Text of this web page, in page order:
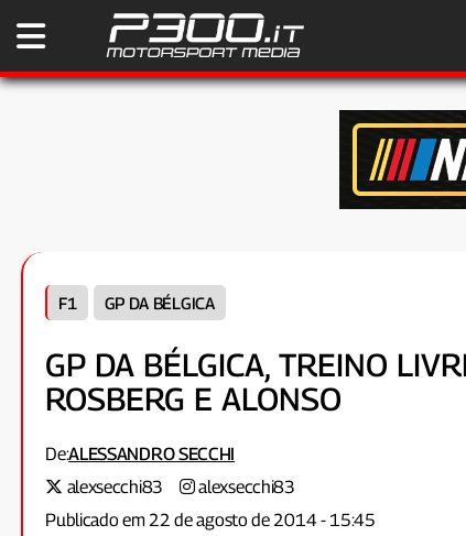
F1 GP DA BÉLGICA
GP DA BÉLGICA, TREINO
ROSBERG E ALONSO
De:ALESSANDRO SECCHI
alexsecchi83
alexsecchi83
Publicado em 22 de agosto de 2014 - 15:45